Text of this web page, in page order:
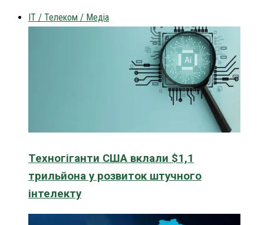
IT / Телеком / Медіа
Техногіганти США вклали $1,1
трильйона у розвиток штучного
інтелекту